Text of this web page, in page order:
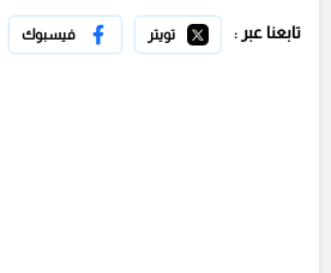
تابعنا عبر : تويتر فيسبوك